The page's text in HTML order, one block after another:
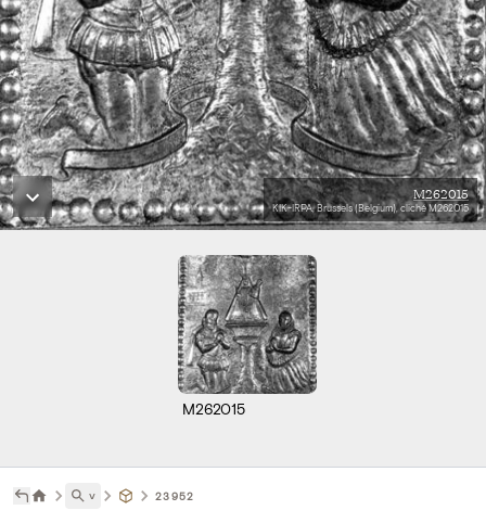
M262015
KIK-IRPA, Brussels (Belgium), cliché M262015
M262015
˅ 23952